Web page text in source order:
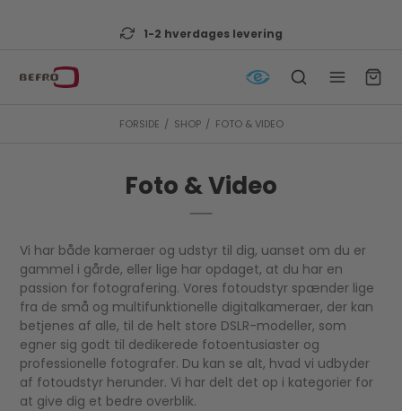
1-2 hverdages levering
FORSIDE / SHOP / FOTO & VIDEO
Foto & Video
Vi har både kameraer og udstyr til dig, uanset om du er
gammel i gårde, eller lige har opdaget, at du har en
passion for fotografering. Vores fotoudstyr spænder lige
fra de små og multifunktionelle digitalkameraer, der kan
betjenes af alle, til de helt store DSLR-modeller, som
egner sig godt til dedikerede fotoentusiaster og
professionelle fotografer. Du kan se alt, hvad vi udbyder
af fotoudstyr herunder. Vi har delt det op i kategorier for
at give dig et bedre overblik.